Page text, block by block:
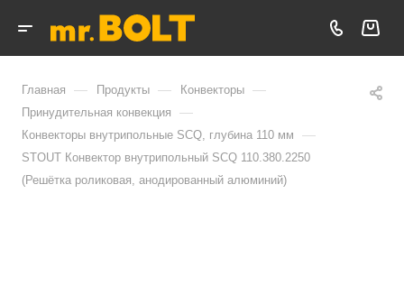
Главная — Продукты — Конвекторы —
Принудительная конвекция —
Конвекторы внутрипольные SCQ, глубина 110 мм —
STOUT Конвектор внутрипольный SCQ 110.380.2250
(Решётка роликовая, анодированный алюминий)